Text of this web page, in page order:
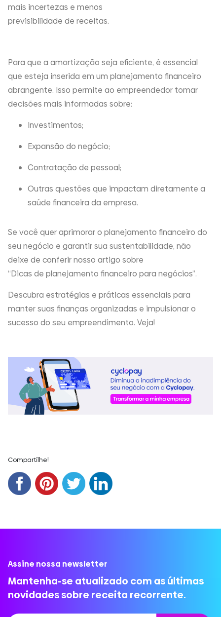
mais incertezas e menos
previsibilidade de receitas.
Para que a amortização seja eficiente, é essencial
que esteja inserida em um planejamento financeiro
abrangente. Isso permite ao empreendedor tomar
decisões mais informadas sobre:
Investimentos;
Expansão do negócio;
Contratação de pessoal;
Outras questões que impactam diretamente a
saúde financeira da empresa.
Se você quer aprimorar o planejamento financeiro do
seu negócio e garantir sua sustentabilidade, não
deixe de conferir nosso artigo sobre
“Dicas de planejamento financeiro para negócios”.
Descubra estratégias e práticas essenciais para
manter suas finanças organizadas e impulsionar o
sucesso do seu empreendimento. Veja!
Compartilhe!
Assine nossa newsletter
Mantenha-se atualizado com as últimas
novidades sobre receita recorrente.